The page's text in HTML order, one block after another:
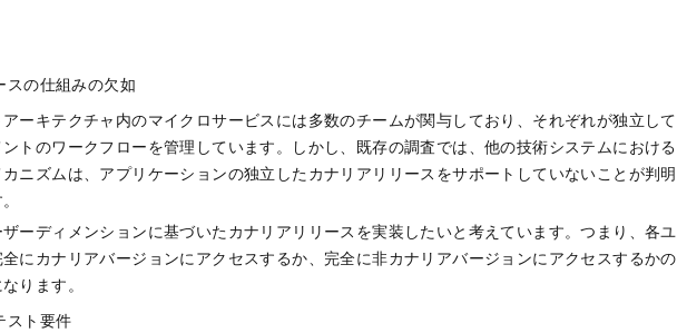
スの仕組みの欠如
ーキテクチャ内のマイクロサービスには多数のチームが関与しており、それぞれが独立して
トのワークフローを管理しています。しかし、既存の調査では、他の技術システムにおける
ニズムは、アプリケーションの独立したカナリアリリースをサポートしていないことが判明
ーディメンションに基づいたカナリアリリースを実装したいと考えています。つまり、各ユ
にカナリアバージョンにアクセスするか、完全に非カナリアバージョンにアクセスするかの
ります。
スト要件